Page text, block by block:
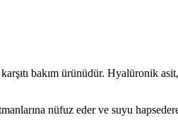
bakım ürünüdür. Hyalüronik
nüfuz eder ve suyu